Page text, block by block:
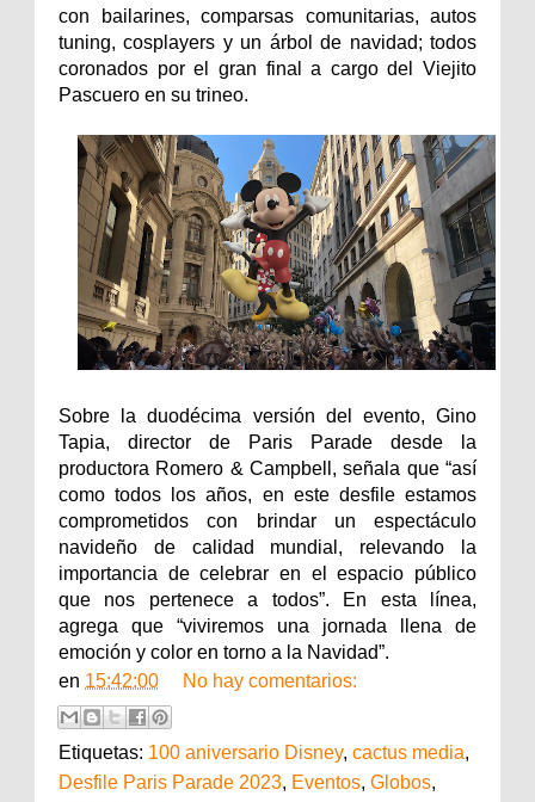
con bailarines, comparsas comunitarias, autos
tuning, cosplayers y un árbol de navidad; todos
coronados por el gran final a cargo del Viejito
Pascuero en su trineo.
Sobre la duodécima versión del evento, Gino
Tapia, director de Paris Parade desde la
productora Romero & Campbell, señala que “así
como todos los años, en este desfile estamos
comprometidos con brindar un espectáculo
navideño de calidad mundial, relevando la
importancia de celebrar en el espacio público
que nos pertenece a todos”. En esta línea,
agrega que “viviremos una jornada llena de
emoción y color en torno a la Navidad”.
en 15:42:00 No hay comentarios:
Etiquetas: 100 aniversario Disney, cactus media,
Desfile Paris Parade 2023, Eventos, Globos,